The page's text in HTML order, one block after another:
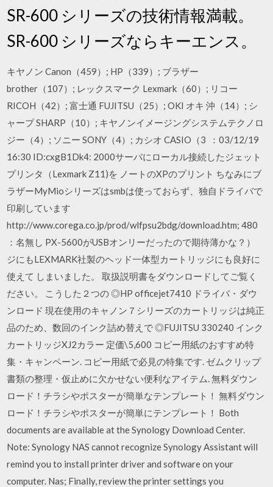
SR-600 シリーズの技術情報満載。
SR-600 シリーズならキーエンス。
キヤノン Canon（459）; HP（339）; ブラザー
brother（107）; レックスマーク Lexmark（60）; リコー
RICOH（42）; 富士通 FUJITSU（25）; OKI オキ 沖（14）; シ
ャープ SHARP（10）; キヤノンイメージングシステムテクノロ
ジー（4）; ソニー SONY（4）; カシオ CASIO（3 ：03/12/19
16:30 ID:cxgB1Dk4: 2000サーバにローカル接続したジェット
プリンタ（Lexmark Z11)を ノートのXPのプリント ちなみにブ
ラザーMyMioシリーズはsmbは使っておらず、独自ドライバで
印刷しています
http://www.corega.co.jp/prod/wlfpsu2bdg/download.htm; 480
：名無し PX-5600がUSBオンリーだったので期待薄かな？）
ジにもLEXMARK社製のヘッド一体型カートリッジにも良好に
使えて しまいました。 取扱説明書をダウンロードしてご覧く
ださい。 こうした２つの ◎HP officejet7410 ドライバ・ダウ
ンロード 現在使用のキャノン７シリーズのカートリッジは純正
品のため、数回のインク詰め替えで ◎FUJITSU 330240 インク
カートリッジXJ2カラー 定価\5,600 コピー用紙のおすすめ特
集・キャンペーン. コピー用紙で必見の特集です. ゼムクリップ
書類の整理・仮止めに欠かせない便利なアイテム. 無料ダウン
ロード！チラシやポスターが簡単なテンプレート！ 無料ダウン
ロード！チラシやポスターが簡単にテンプレート！ Both
documents are available at the Synology Download Center.
Note: Synology NAS cannot recognize Synology Assistant will
remind you to install printer driver and software on your
computer. Nas; Finally, review the printer settings you